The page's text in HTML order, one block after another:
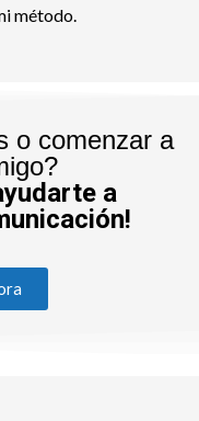
método.
o comenzar a
a